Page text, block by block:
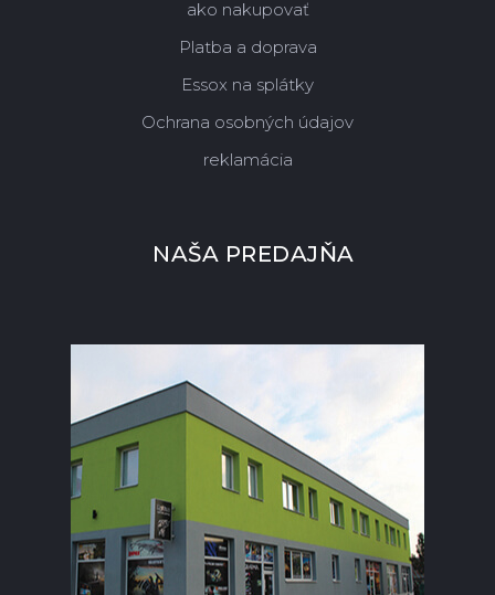
ako nakupovať
Platba a doprava
Essox na splátky
Ochrana osobných údajov
reklamácia
NAŠA PREDAJŇA